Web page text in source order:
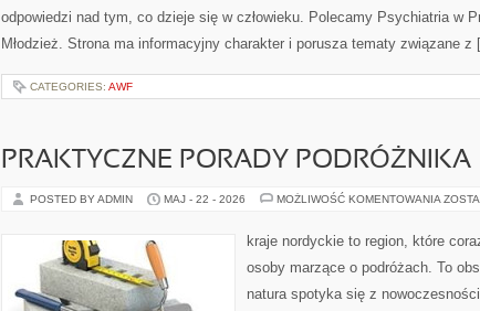
odpowiedzi nad tym, co dzieje się w człowieku. Polecamy Psychiatria w
Młodzież. Strona ma informacyjny charakter i porusza tematy związane
CATEGORIES: AWF
PRAKTYCZNE PORADY PODRÓŻNIKA
POSTED BY ADMIN MAJ - 22 - 2026 MOŻLIWOŚĆ KOMENTOWANIA
kraje nordyckie to region, które
osoby marzące o podróżach. To
natura spotyka się z